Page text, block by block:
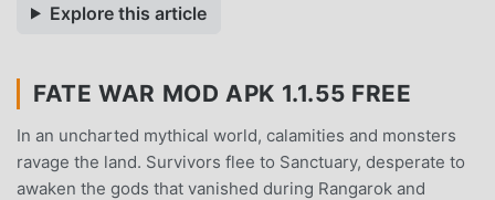
Explore this article
FATE WAR MOD APK 1.1.55 FREE
In an uncharted mythical world, calamities and monsters
ravage the land. Survivors flee to Sanctuary, desperate to
awaken the gods that vanished during Rangarok and